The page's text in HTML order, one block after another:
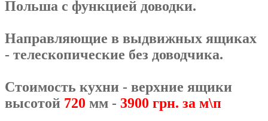
Польша с функцией доводки.
Направляющие в выдвижных ящиках
- телескопические без доводчика.
Стоимость кухни - верхние ящики
высотой 720 мм - 3900 грн. за м\п